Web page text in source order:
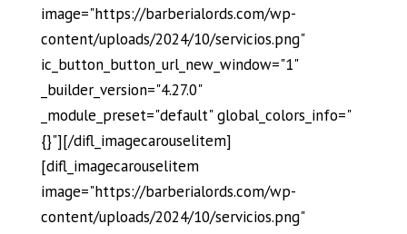
image="https://barberialords.com/wp-
content/uploads/2024/10/servicios.png"
ic_button_button_url_new_window="1"
_builder_version="4.27.0"
_module_preset="default" global_colors_info="
{}"][/difl_imagecarouselitem]
[difl_imagecarouselitem
image="https://barberialords.com/wp-
content/uploads/2024/10/servicios.png"